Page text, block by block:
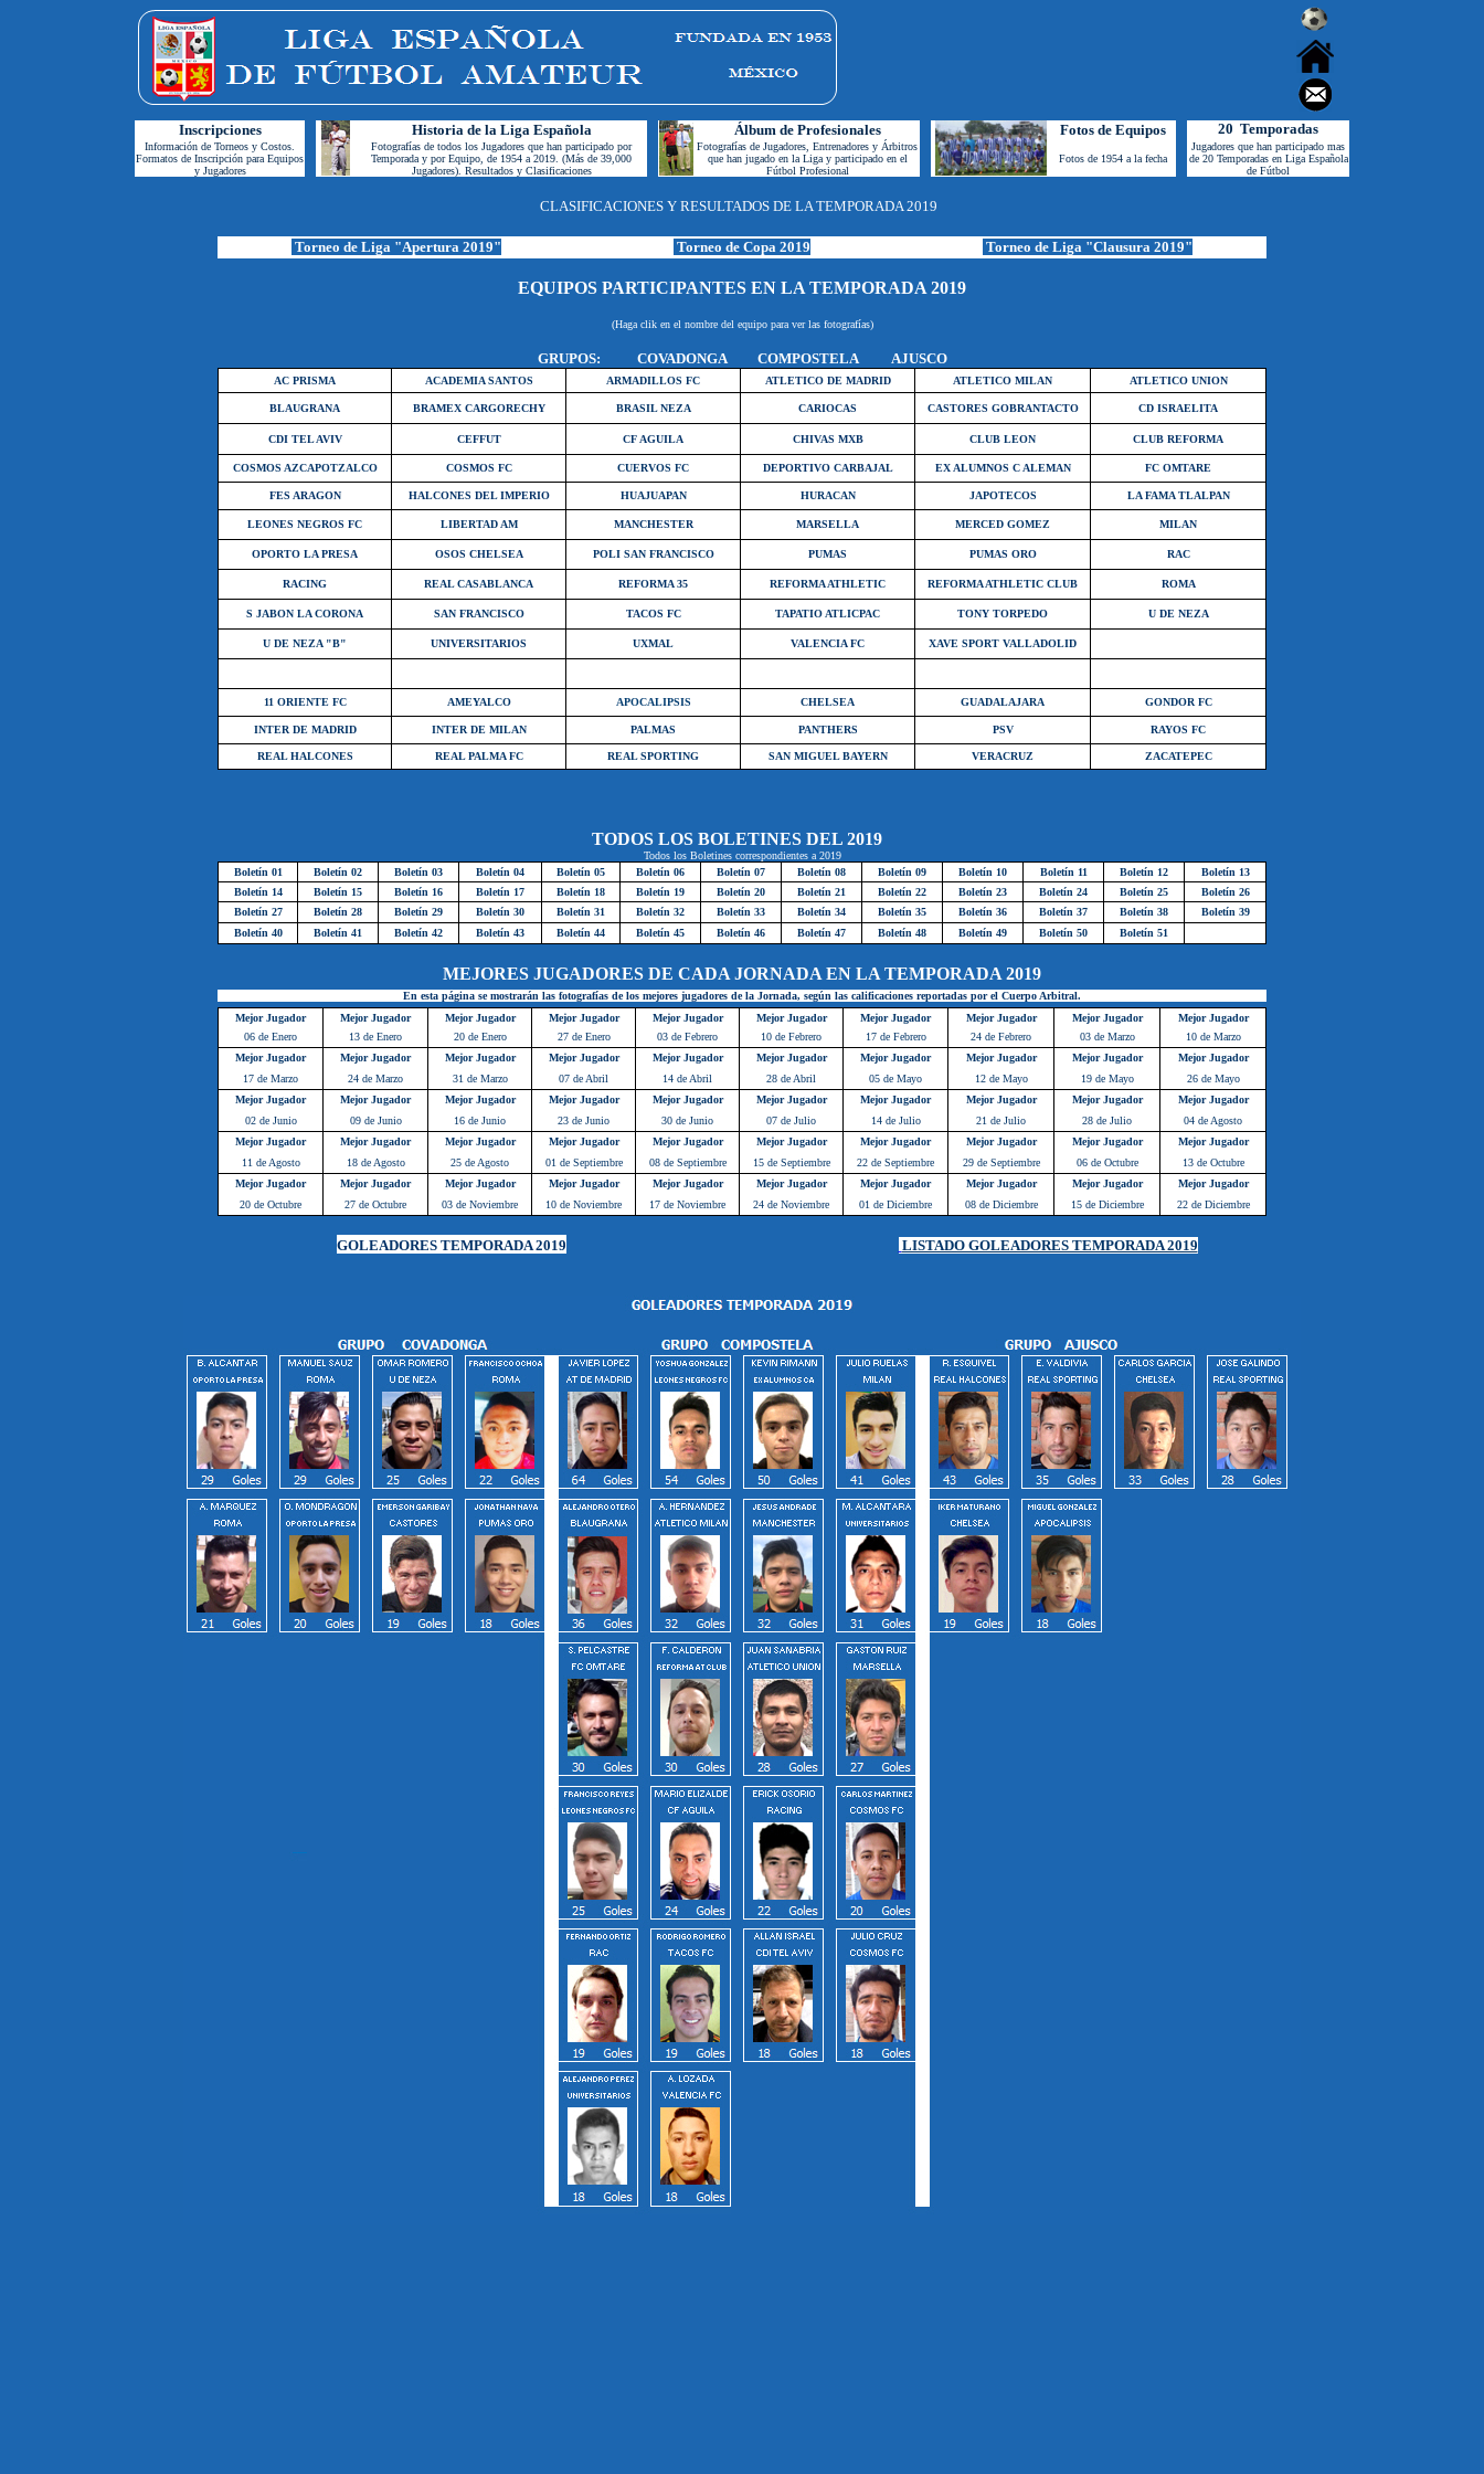
Inscripciones Historia de la Liga Española Álbum de Profesionales Fotos de Equipos 20 Temporadas
Información de Torneos y Costos.
Formatos de Inscripción para Equipos
y Jugadores
Fotografías de todos los Jugadores que han participado por
Temporada y por Equipo, de 1954 a 2019. (Más de 39,000
Jugadores). Resultados y Clasificaciones
Fotografías de Jugadores, Entrenadores y Árbitros
que han jugado en la Liga y participado en el
Fútbol Profesional
Fotos de 1954 a la fecha
Jugadores que han participado mas
de 20 Temporadas en Liga Española
de Fútbol
CLASIFICACIONES Y RESULTADOS DE LA TEMPORADA 2019
Torneo de Liga "Apertura 2019" Torneo de Copa 2019 Torneo de Liga "Clausura 2019"
EQUIPOS PARTICIPANTES EN LA TEMPORADA 2019
(Haga clik en el nombre del equipo para ver las fotografías)
GRUPOS: COVADONGA COMPOSTELA AJUSCO
AC PRISMA ACADEMIA SANTOS ARMADILLOS FC ATLETICO DE MADRID ATLETICO MILAN ATLETICO UNION
BLAUGRANA BRAMEX CARGORECHY BRASIL NEZA CARIOCAS CASTORES GOBRANTACTO CD ISRAELITA
CDI TEL AVIV CEFFUT CF AGUILA CHIVAS MXB CLUB LEON CLUB REFORMA
COSMOS AZCAPOTZALCO COSMOS FC CUERVOS FC DEPORTIVO CARBAJAL EX ALUMNOS C ALEMAN FC OMTARE
FES ARAGON HALCONES DEL IMPERIO HUAJUAPAN HURACAN JAPOTECOS LA FAMA TLALPAN
LEONES NEGROS FC LIBERTAD AM MANCHESTER MARSELLA MERCED GOMEZ MILAN
OPORTO LA PRESA OSOS CHELSEA POLI SAN FRANCISCO PUMAS PUMAS ORO RAC
RACING REAL CASABLANCA REFORMA 35 REFORMA ATHLETIC REFORMA ATHLETIC CLUB ROMA
S JABON LA CORONA SAN FRANCISCO TACOS FC TAPATIO ATLICPAC TONY TORPEDO U DE NEZA
U DE NEZA "B" UNIVERSITARIOS UXMAL VALENCIA FC XAVE SPORT VALLADOLID
11 ORIENTE FC AMEYALCO APOCALIPSIS CHELSEA GUADALAJARA GONDOR FC
INTER DE MADRID INTER DE MILAN PALMAS PANTHERS PSV RAYOS FC
REAL HALCONES REAL PALMA FC REAL SPORTING SAN MIGUEL BAYERN VERACRUZ ZACATEPEC
TODOS LOS BOLETINES DEL 2019
Todos los Boletines correspondientes a 2019
Boletín 01
Boletín 02 Boletín 03 Boletín 04 Boletín 05 Boletín 06 Boletín 07 Boletín 08 Boletín 09 Boletín 10 Boletín 11 Boletín 12
Boletín 13
Boletín 14
Boletín 15 Boletín 16 Boletín 17 Boletín 18 Boletín 19 Boletín 20 Boletín 21 Boletín 22 Boletín 23 Boletín 24 Boletín 25
Boletín 26
Boletín 27
Boletín 28 Boletín 29 Boletín 30 Boletín 31 Boletín 32 Boletín 33 Boletín 34 Boletín 35 Boletín 36 Boletín 37 Boletín 38
Boletín 39
Boletín 40
Boletín 41 Boletín 42 Boletín 43 Boletín 44 Boletín 45 Boletín 46 Boletín 47 Boletín 48 Boletín 49 Boletín 50 Boletín 51
MEJORES JUGADORES DE CADA JORNADA EN LA TEMPORADA 2019
En esta página se mostrarán las fotografías de los mejores jugadores de la Jornada, según las calificaciones reportadas por el Cuerpo Arbitral.
Mejor Jugador
Mejor Jugador Mejor Jugador Mejor Jugador Mejor Jugador Mejor Jugador Mejor Jugador Mejor Jugador Mejor Jugador
Mejor Jugador
06 de Enero
13 de Enero 20 de Enero 27 de Enero 03 de Febrero 10 de Febrero 17 de Febrero 24 de Febrero 03 de Marzo
10 de Marzo
Mejor Jugador
Mejor Jugador Mejor Jugador Mejor Jugador Mejor Jugador Mejor Jugador Mejor Jugador Mejor Jugador Mejor Jugador
Mejor Jugador
17 de Marzo
24 de Marzo 31 de Marzo 07 de Abril 14 de Abril 28 de Abril 05 de Mayo 12 de Mayo 19 de Mayo
26 de Mayo
Mejor Jugador
Mejor Jugador Mejor Jugador Mejor Jugador Mejor Jugador Mejor Jugador Mejor Jugador Mejor Jugador Mejor Jugador
Mejor Jugador
02 de Junio
09 de Junio 16 de Junio 23 de Junio 30 de Junio 07 de Julio 14 de Julio 21 de Julio 28 de Julio
04 de Agosto
Mejor Jugador
Mejor Jugador Mejor Jugador Mejor Jugador Mejor Jugador Mejor Jugador Mejor Jugador Mejor Jugador Mejor Jugador
Mejor Jugador
11 de Agosto
18 de Agosto 25 de Agosto 01 de Septiembre 08 de Septiembre 15 de Septiembre 22 de Septiembre 29 de Septiembre 06 de Octubre
13 de Octubre
Mejor Jugador
Mejor Jugador Mejor Jugador Mejor Jugador Mejor Jugador Mejor Jugador Mejor Jugador Mejor Jugador Mejor Jugador
Mejor Jugador
20 de Octubre
27 de Octubre 03 de Noviembre 10 de Noviembre 17 de Noviembre 24 de Noviembre 01 de Diciembre 08 de Diciembre 15 de Diciembre 22 de Diciembre
GOLEADORES TEMPORADA 2019 LISTADO GOLEADORES TEMPORADA 2019